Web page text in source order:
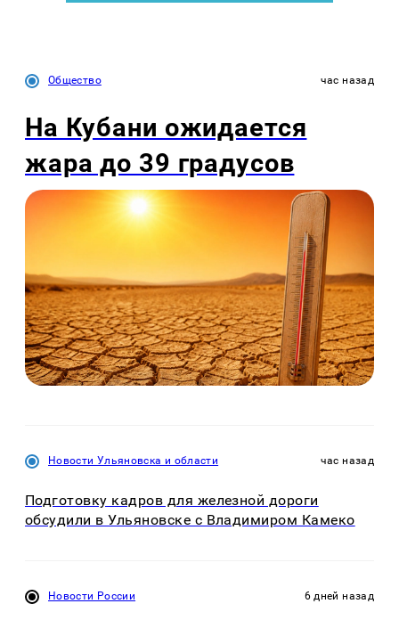
Общество час назад
На Кубани ожидается
жара до 39 градусов
Новости Ульяновска и области час назад
Подготовку кадров для железной дороги
обсудили в Ульяновске с Владимиром Камеко
Новости России 6 дней назад